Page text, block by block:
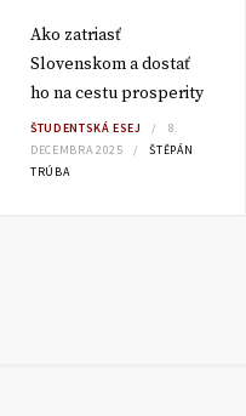
Ako zatriasť
Slovenskom a dostať
ho na cestu prosperity
ŠTUDENTSKÁ ESEJ
8.
DECEMBRA 2025
ŠTĚPÁN
TRÚBA